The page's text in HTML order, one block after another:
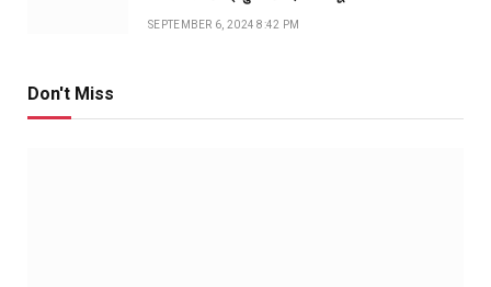
SEPTEMBER 6, 2024 8:42 PM
Don't Miss